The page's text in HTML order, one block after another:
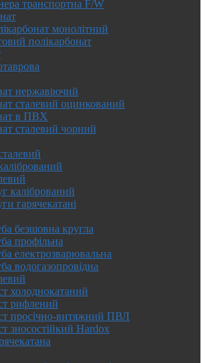
транспортна F/W
монолітний
полікарбонат
нержавіючий
сталевий оцинкований
в ПВХ
сталевий чорний
калібрований
гарячекатані
безшовна кругла
профільна
електрозварювальна
водогазопровідна
холоднокатаний
рифлений
просічно-витяжний ПВЛ
зносостійкий Hardox